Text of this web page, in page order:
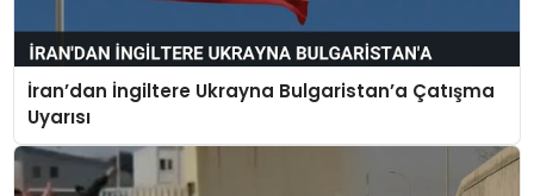
İran’dan İngiltere Ukrayna Bulgaristan’a Çatışma
Uyarısı